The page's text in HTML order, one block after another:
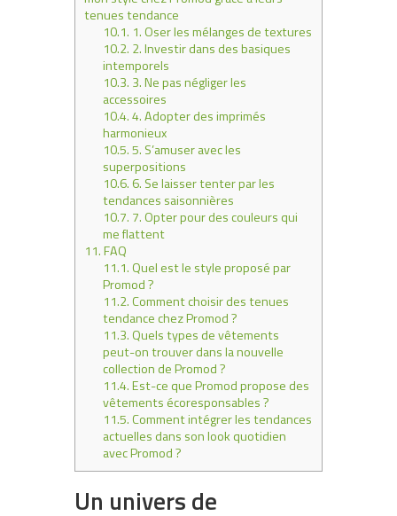
tenues tendance
10.1. 1. Oser les mélanges de textures
10.2. 2. Investir dans des basiques
intemporels
10.3. 3. Ne pas négliger les
accessoires
10.4.4. Adopter des imprimés
harmonieux
10.5.5. S’amuser avec les
superpositions
10.6.6. Se laisser tenter par les
tendances saisonnières
10.7. 7. Opter pour des couleurs qui
me flattent
11.FAQ
11.1.Quel est le style proposé par
Promod ?
11.2.Comment choisir des tenues
tendance chez Promod ?
11.3.Quels types de vêtements
peut-on trouver dans la nouvelle
collection de Promod ?
11.4.Est-ce que Promod propose des
vêtements écoresponsables ?
11.5.Comment intégrer les tendances
actuelles dans son look quotidien
avec Promod ?
Un univers de